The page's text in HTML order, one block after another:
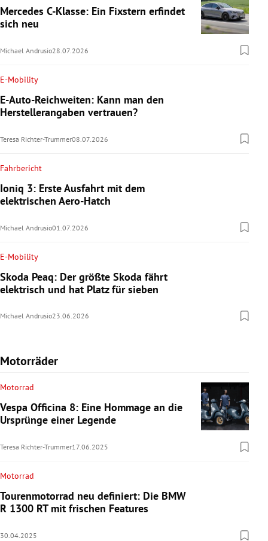
Mercedes C-Klasse: Ein Fixstern erfindet
sich neu
Michael Andrusio28.07.2026
E-Mobility
E-Auto-Reichweiten: Kann man den
Herstellerangaben vertrauen?
Teresa Richter-Trummer08.07.2026
Fahrbericht
Ioniq 3: Erste Ausfahrt mit dem
elektrischen Aero-Hatch
Michael Andrusio01.07.2026
E-Mobility
Skoda Peaq: Der größte Skoda fährt
elektrisch und hat Platz für sieben
Michael Andrusio23.06.2026
Motorräder
Motorrad
Vespa Officina 8: Eine Hommage an die
Ursprünge einer Legende
Teresa Richter-Trummer17.06.2025
Motorrad
Tourenmotorrad neu definiert: Die BMW
R 1300 RT mit frischen Features
30.04.2025